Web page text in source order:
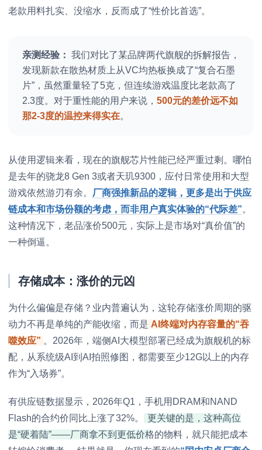
老款用料扎实、没缩水，反而成了“性价比首选”。
亲测经验： 我们对比了某品牌两代旗舰的拆解报告，
发现新款在散热材质上从VC均热板换成了“复合石墨
片”，虽然重量轻了5克，但连续游戏温度比老款高了
2.3度。对于重性能的用户来说， 500元的差价远不如
那2-3度的温控来得实在。
从使用逻辑来看，现在的旗舰芯片性能已经严重过剩。哪怕
是去年的骁龙8 Gen 3或者天玑9300，应付日常使用和大型
游戏依然游刃有余。 厂商强推新品的逻辑，更多是出于供应
链成本和市场份额的考虑，而非用户真实体验的“代际差”。
这种情况下，老品涨价500元，实际上是市场对“真价值”的
一种倒逼。
存储成本：涨价的元凶
为什么偏偏是存储？业内普遍认为，这轮存储涨价周期的驱
动力不再是单纯的产能收缩，而是 AI终端对内存容量的“吞
噬效应” 。2026年，端侧AI大模型部署已经成为旗舰机的标
配，从系统级AI到AI拍照修图，都需要至少12G以上的内存
作为“入场券”。
有供应链数据显示，2026年Q1，手机用DRAM和NAND
Flash的合约价同比上涨了32%。
更关键的是，这种高位
是“硬着陆”——厂商拿不到更低价格的物料，就只能把成本